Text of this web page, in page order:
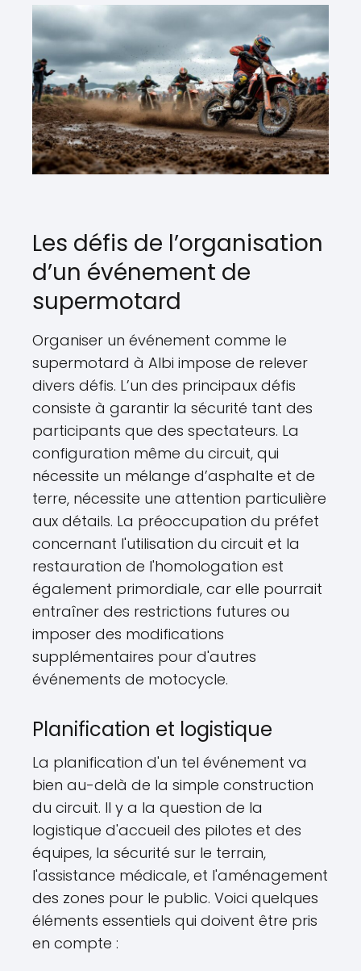
Les défis de l’organisation
d’un événement de
supermotard
Organiser un événement comme le
supermotard à Albi impose de relever
divers défis. L’un des principaux défis
consiste à garantir la sécurité tant des
participants que des spectateurs. La
configuration même du circuit, qui
nécessite un mélange d’asphalte et de
terre, nécessite une attention particulière
aux détails. La préoccupation du préfet
concernant l'utilisation du circuit et la
restauration de l'homologation est
également primordiale, car elle pourrait
entraîner des restrictions futures ou
imposer des modifications
supplémentaires pour d'autres
événements de motocycle.
Planification et logistique
La planification d'un tel événement va
bien au-delà de la simple construction
du circuit. Il y a la question de la
logistique d'accueil des pilotes et des
équipes, la sécurité sur le terrain,
l'assistance médicale, et l'aménagement
des zones pour le public. Voici quelques
éléments essentiels qui doivent être pris
en compte :